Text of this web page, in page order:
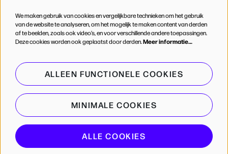
Powered byCultureSuite
We maken gebruik van cookies en vergelijkbare technieken om het gebruik
van de website te analyseren, om het mogelijk te maken content van derden
af te beelden, zoals ook video’s, en voor verschillende andere toepassingen.
Deze cookies worden ook geplaatst door derden.Meer informatie…
ALLEEN FUNCTIONELE COOKIES
MINIMALE COOKIES
ALLE COOKIES